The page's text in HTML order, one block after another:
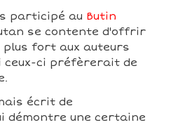
participé au Butin
se contente d'offrir
plus fort aux auteurs
ceux-ci préfèrerait de
écrit de
démontre une certaine